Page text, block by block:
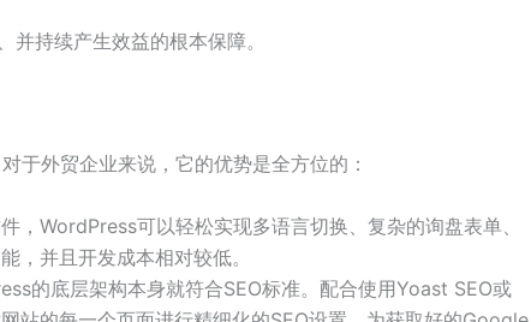
持续产生效益的根本保障。
于外贸企业来说，它的优势是全方位的：
，WordPress可以轻松实现多语言切换、复杂的询盘表单、
，并且开发成本相对较低。
的底层架构本身就符合SEO标准。配合使用Yoast SEO或